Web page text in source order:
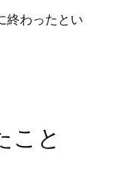
終わったとい
こと